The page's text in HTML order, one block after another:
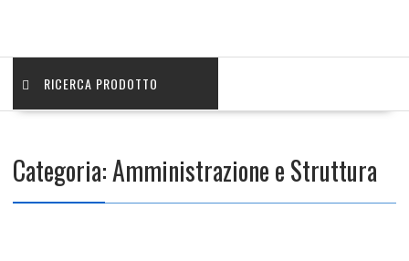
RICERCA PRODOTTO
Categoria:Amministrazione e Struttura